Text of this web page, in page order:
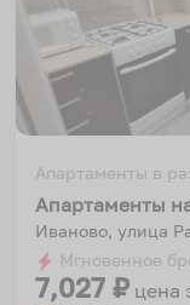
Апартаменты в
Апартаменты
Иваново, улица
Мгновенное
7,027 ₽ цена